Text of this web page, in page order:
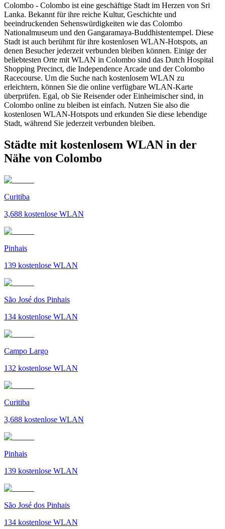
Colombo - Colombo ist eine geschäftige Stadt im Herzen von Sri
Lanka. Bekannt für ihre reiche Kultur, Geschichte und
beeindruckenden Sehenswürdigkeiten wie das Colombo
Nationalmuseum und den Gangaramaya-Buddhistentempel. Diese
Stadt ist auch berühmt für ihre kostenlosen WLAN-Hotspots, an
denen Besucher jederzeit verbunden bleiben können. Einige der
beliebtesten Orte mit WLAN in Colombo sind das Dutch Hospital
Shopping Precinct, die Independence Arcade und der Colombo
Racecourse. Um die Suche nach kostenlosem WLAN zu
erleichtern, können Sie die online verfügbare WLAN-Karte
überprüfen. Egal, ob Sie Reisender oder Einheimischer sind, in
Colombo online zu bleiben ist einfach. Nutzen Sie also die
kostenlosen WLAN-Hotspots und erkunden Sie diese lebendige
Stadt, während Sie jederzeit verbunden bleiben.
Städte mit kostenlosem WLAN in der
Nähe von Colombo
Curitiba
3,688 kostenlose WLAN
Pinhais
139 kostenlose WLAN
São José dos Pinhais
134 kostenlose WLAN
Campo Largo
132 kostenlose WLAN
Curitiba
3,688 kostenlose WLAN
Pinhais
139 kostenlose WLAN
São José dos Pinhais
134 kostenlose WLAN